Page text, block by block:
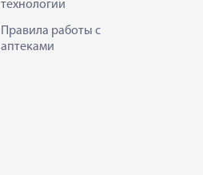
технологии
Правила работы с
аптеками